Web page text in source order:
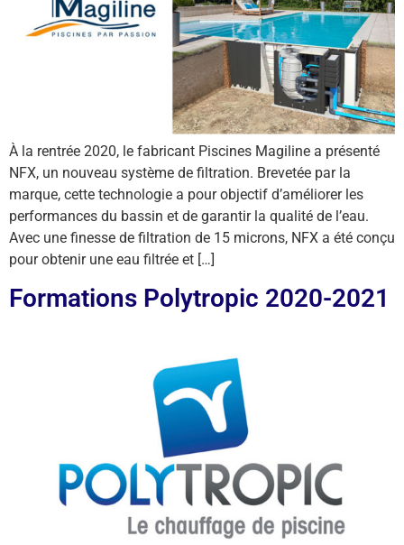
À la rentrée 2020, le fabricant Piscines Magiline a présenté
NFX, un nouveau système de filtration. Brevetée par la
marque, cette technologie a pour objectif d’améliorer les
performances du bassin et de garantir la qualité de l’eau.
Avec une finesse de filtration de 15 microns, NFX a été conçu
pour obtenir une eau filtrée et […]
Formations Polytropic 2020-2021